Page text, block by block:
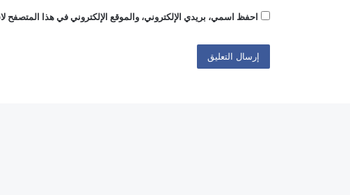
احفظ اسمي، بريدي الإلكتروني، والموقع الإلكتروني في هذا المتصفح